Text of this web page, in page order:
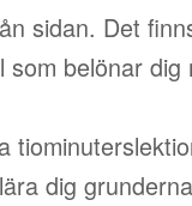
sidan. Det
som belönar
dig